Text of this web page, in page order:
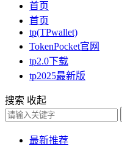
首页
首页
tp(TPwallet)
TokenPocket官网
tp2.0下载
tp2025最新版
搜索 收起
最新推荐